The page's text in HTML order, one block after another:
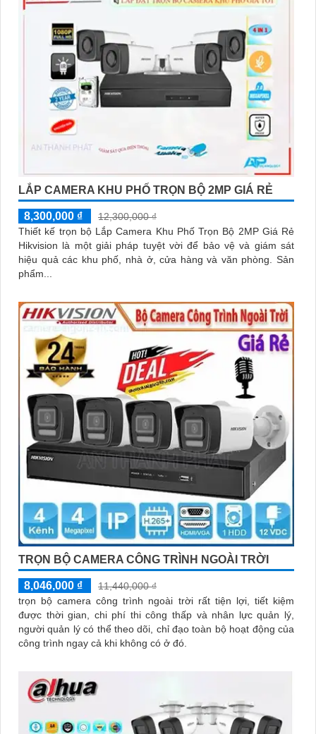
LẮP CAMERA KHU PHỐ TRỌN BỘ 2MP GIÁ RẺ
8,300,000 ₫
12,300,000 ₫
Thiết kế trọn bộ Lắp Camera Khu Phố Trọn Bộ 2MP Giá Rẻ
Hikvision là một giải pháp tuyệt vời để bảo vệ và giám sát
hiệu quả các khu phố, nhà ở, cửa hàng và văn phòng. Sản
phẩm...
TRỌN BỘ CAMERA CÔNG TRÌNH NGOÀI TRỜI
8,046,000 ₫
11,440,000 ₫
trọn bộ camera công trình ngoài trời rất tiện lợi, tiết kiệm
được thời gian, chi phí thi công thấp và nhân lực quản lý,
người quản lý có thể theo dõi, chỉ đạo toàn bộ hoạt động của
công trình ngay cả khi không có ở đó.